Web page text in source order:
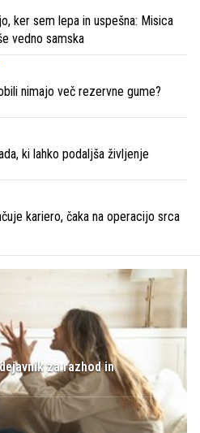
ker sem lepa in uspešna: Misica
vedno samska
nimajo več rezervne gume?
ki lahko podaljša življenje
kariero, čaka na operacijo srca
za razhod in